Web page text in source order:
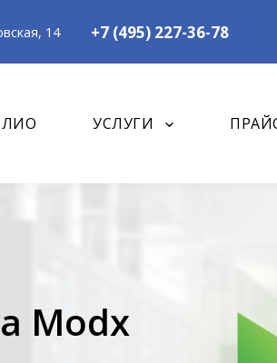
14 +7 (495) 227-36-78
УСЛУГИ
Modx